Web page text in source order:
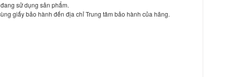
sử dụng sản phẩm.
giấy bảo hành đến địa chỉ Trung tâm bảo hành của hãng.